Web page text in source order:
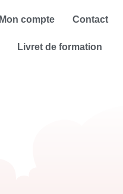
Mon compte Contact
Livret de formation